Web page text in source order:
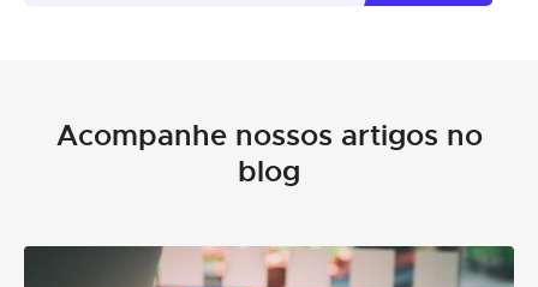
Acompanhe nossos artigos no
blog